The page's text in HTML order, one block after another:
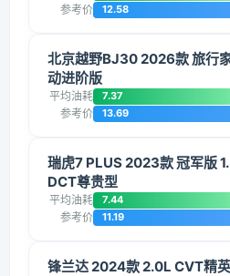
参考价 12.58
北京越野BJ30 2026款 旅行
动进阶版
平均油耗 7.37
参考价 13.69
瑞虎7 PLUS 2023款 冠军版
DCT尊贵型
平均油耗 7.44
参考价 11.19
锋兰达 2024款 2.0L CVT精